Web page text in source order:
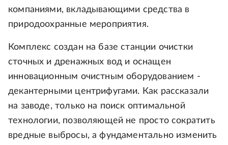
компаниями, вкладывающими средства в
природоохранные мероприятия.
Комплекс создан на базе станции очистки
сточных и дренажных вод и оснащен
инновационным очистным оборудованием -
декантерными центрифугами. Как рассказали
на заводе, только на поиск оптимальной
технологии, позволяющей не просто сократить
вредные выбросы, а фундаментально изменить